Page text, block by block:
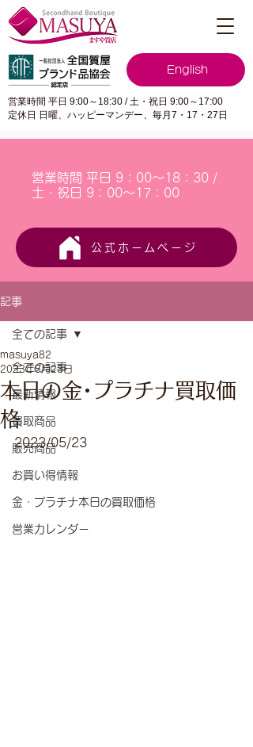
English
営業時間 平日 9:00～18:30 / 土・祝日 9:00～17:00
定休日 日曜、ハッピーマンデー、毎月7・17・27日
営業時間 平日 9：00～18：30 /
土・祝日 9：00～17：00
公式ホームページ
記事
全ての記事
最新情報
買取商品
販売商品
お買い得情報
金・プラチナ本日の買取価格
営業カレンダー
全ての記事
本日の金･プラチナ買取価
格
masuya82
2023年5月23日
2023/05/23